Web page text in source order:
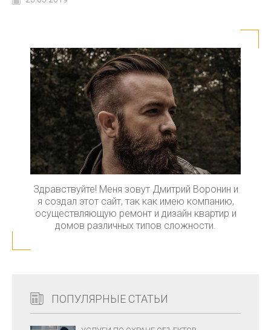
Здравствуйте! Меня зовут Дмитрий Воронин и
я создал этот сайт, так как имею компанию,
осуществляющую ремонт и дизайн квартир и
домов различных типов сложности.
ПОПУЛЯРНЫЕ СТАТЬИ